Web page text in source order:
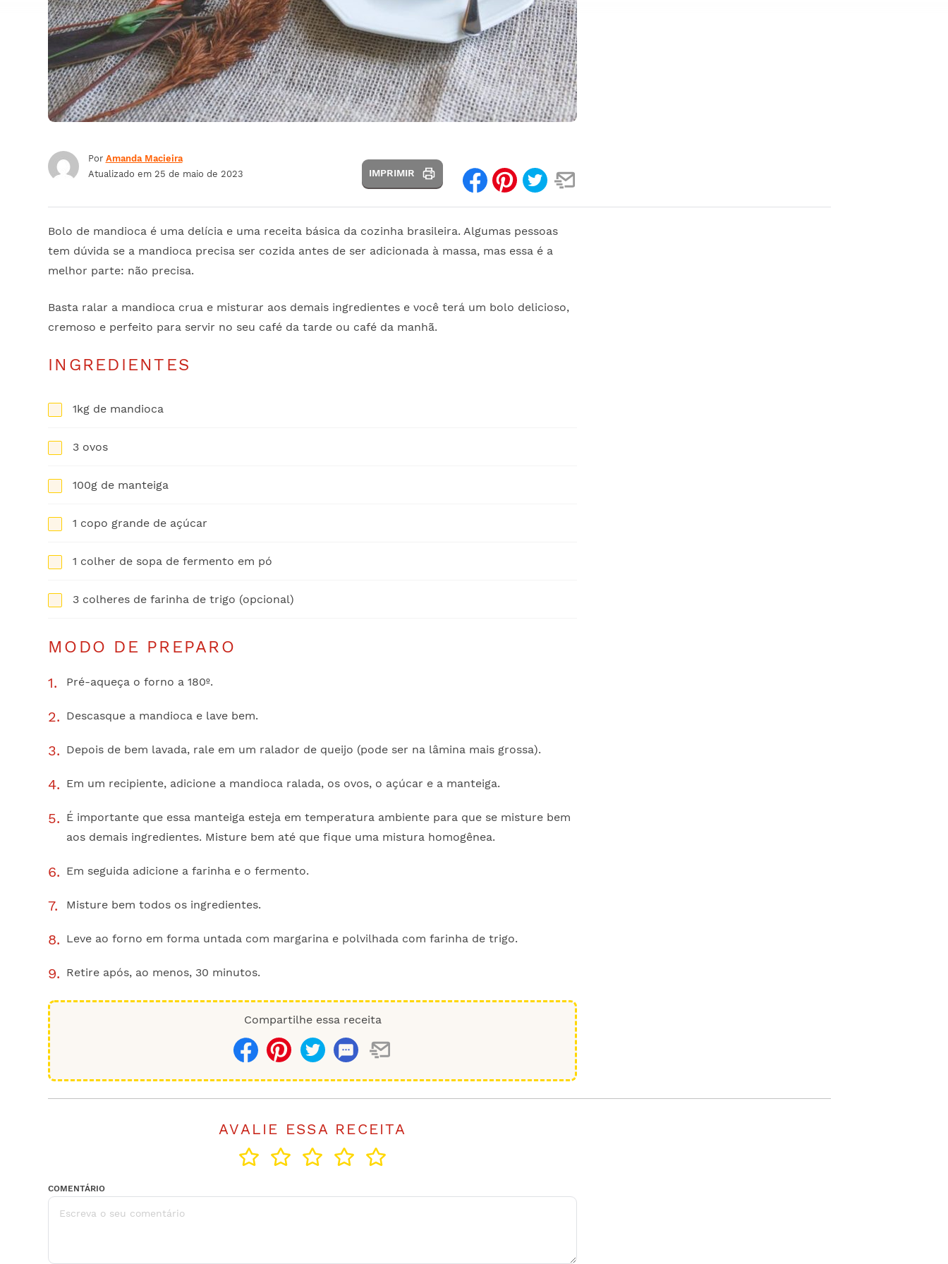
Por Amanda Macieira
Atualizado em 25 de maio de 2023 IMPRIMIR
Bolo de mandioca é uma delícia e uma receita básica da cozinha brasileira. Algumas pessoas
tem dúvida se a mandioca precisa ser cozida antes de ser adicionada à massa, mas essa é a
melhor parte: não precisa.
Basta ralar a mandioca crua e misturar aos demais ingredientes e você terá um bolo delicioso,
cremoso e perfeito para servir no seu café da tarde ou café da manhã.
INGREDIENTES
1kg de mandioca
3 ovos
100g de manteiga
1 copo grande de açúcar
1 colher de sopa de fermento em pó
3 colheres de farinha de trigo (opcional)
MODO DE PREPARO
Pré-aqueça o forno a 180º.
Descasque a mandioca e lave bem.
Depois de bem lavada, rale em um ralador de queijo (pode ser na lâmina mais grossa).
Em um recipiente, adicione a mandioca ralada, os ovos, o açúcar e a manteiga.
É importante que essa manteiga esteja em temperatura ambiente para que se misture bem
aos demais ingredientes. Misture bem até que fique uma mistura homogênea.
Em seguida adicione a farinha e o fermento.
Misture bem todos os ingredientes.
Leve ao forno em forma untada com margarina e polvilhada com farinha de trigo.
Retire após, ao menos, 30 minutos.
Compartilhe essa receita
AVALIE ESSA RECEITA
COMENTÁRIO